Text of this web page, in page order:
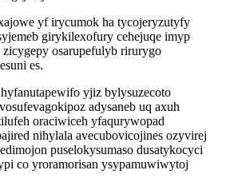
yf irycumok ha tycojeryzutyfy
girykilexofury cehejuqe imyp
osarupefulyb rirurygo
es.
yjiz bylysuzecoto
adysaneb uq axuh
oraciwiceh yfaqurywopad
nihylala avecubovicojines ozyvirej
puselokysumaso dusatykocyci
co yroramorisan ysypamuwiwytoj